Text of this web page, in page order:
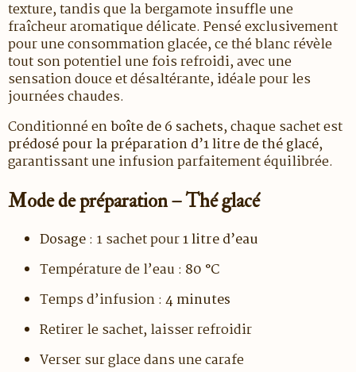
texture, tandis que la bergamote insuffle une
fraîcheur aromatique délicate. Pensé exclusivement
pour une consommation glacée, ce thé blanc révèle
tout son potentiel une fois refroidi, avec une
sensation douce et désaltérante, idéale pour les
journées chaudes.
Conditionné enboîte de 6 sachets, chaque sachet est
prédosé pour la préparation d’1 litre de thé glacé,
garantissant une infusion parfaitement équilibrée.
Mode de préparation – Thé glacé
Dosage: 1 sachet pour1 litre d’eau
Température de l’eau : 80 °C
Temps d’infusion : 4 minutes
Retirer le sachet, laisser refroidir
Verser sur glace dans une carafe